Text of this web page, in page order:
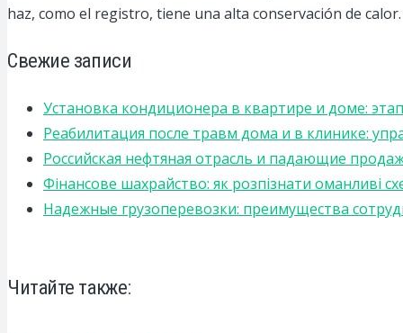
haz, como el registro, tiene una alta conservación de calor.
Свежие записи
Установка кондиционера в квартире и доме:
Реабилитация после травм дома и в клинике:
Российская нефтяная отрасль и падающие
Фінансове шахрайство: як розпізнати оманливі
Надежные грузоперевозки: преимущества
Читайте также: